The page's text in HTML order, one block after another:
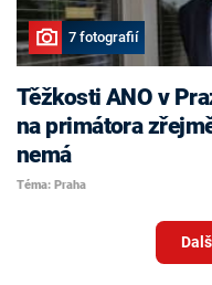
7 fotografií
Těžkosti ANO v
na primátora
nemá
Téma: Praha